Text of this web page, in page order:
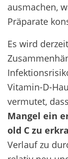
ausmachen,
Präparate
Es wird
Vitamin-D-
vermutet,
Mangel ein
old C zu
Verlauf zu